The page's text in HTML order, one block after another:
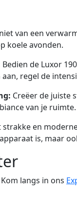
van een
koele avonden.
Bedien de Luxor
regel de
Creëer de juiste
van je ruimte.
strakke en
is, maar
langs in ons